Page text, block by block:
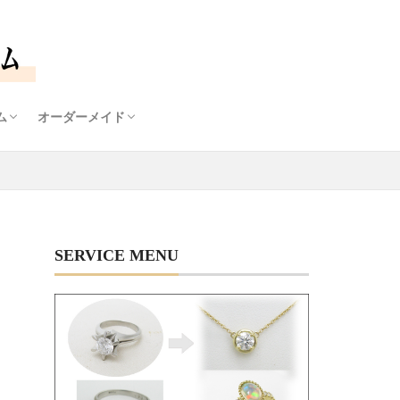
鑑定士
ムについて
ルダイヤモンドリング枠
ンドプチネックレス
オーダーメイド
オーダーメイドについて
デザイン画から生まれるあなただけのジュエリー
SERVICE MENU